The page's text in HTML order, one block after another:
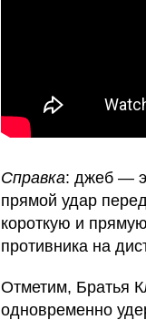
Справка: джеб —
прямой удар
короткую и
противника на
Отметим, Братья
одновременно